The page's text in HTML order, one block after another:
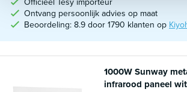
Ontvang persoonlijk advies op maat
Beoordeling: 8.9 door 1790 klanten op
1000W Sunway
infrarood paneel